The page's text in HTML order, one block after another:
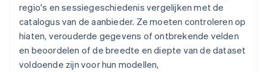
regio's en sessiegeschiedenis vergelijken met de
catalogus van de aanbieder. Ze moeten controleren op
hiaten, verouderde gegevens of ontbrekende velden
en beoordelen of de breedte en diepte van de dataset
voldoende zijn voor hun modellen,